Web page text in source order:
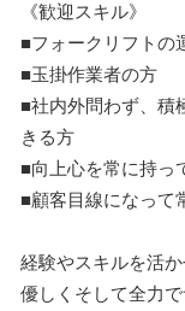
《歓迎スキル》
■フォークリフトの
■玉掛作業者の方
■社内外問わず、積
きる方
■向上心を常に持っ
■顧客目線になって
経験やスキルを活
優しくそして全力で